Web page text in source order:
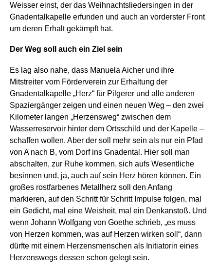
Weisser einst, der das Weihnachtsliedersingen in der
Gnadentalkapelle erfunden und auch an vorderster Front
um deren Erhalt gekämpft hat.
Der Weg soll auch ein Ziel sein
Es lag also nahe, dass Manuela Aicher und ihre
Mitstreiter vom Förderverein zur Erhaltung der
Gnadentalkapelle „Herz“ für Pilgerer und alle anderen
Spaziergänger zeigen und einen neuen Weg – den zwei
Kilometer langen „Herzensweg“ zwischen dem
Wasserreservoir hinter dem Ortsschild und der Kapelle –
schaffen wollen. Aber der soll mehr sein als nur ein Pfad
von A nach B, vom Dorf ins Gnadental. Hier soll man
abschalten, zur Ruhe kommen, sich aufs Wesentliche
besinnen und, ja, auch auf sein Herz hören können. Ein
großes rostfarbenes Metallherz soll den Anfang
markieren, auf den Schritt für Schritt Impulse folgen, mal
ein Gedicht, mal eine Weisheit, mal ein Denkanstoß. Und
wenn Johann Wolfgang von Goethe schrieb, „es muss
von Herzen kommen, was auf Herzen wirken soll“, dann
dürfte mit einem Herzensmenschen als Initiatorin eines
Herzenswegs dessen schon gelegt sein.